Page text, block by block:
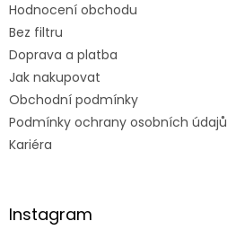
Hodnocení obchodu
Bez filtru
Doprava a platba
Jak nakupovat
Obchodní podmínky
Podmínky ochrany osobních údajů
Kariéra
Instagram